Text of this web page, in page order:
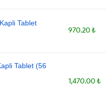
Tablet
970.20 ₺
Tablet (56
1,470.00 ₺